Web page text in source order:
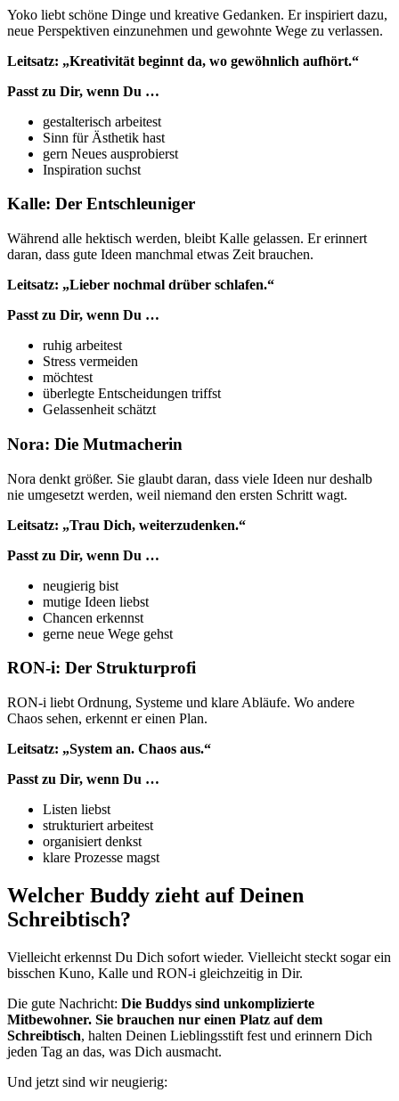
Yoko liebt schöne Dinge und kreative Gedanken. Er inspiriert dazu,
neue Perspektiven einzunehmen und gewohnte Wege zu verlassen.
Leitsatz: „Kreativität beginnt da, wo gewöhnlich aufhört.“
Passt zu Dir, wenn Du …
gestalterisch arbeitest
Sinn für Ästhetik hast
gern Neues ausprobierst
Inspiration suchst
Kalle: Der Entschleuniger
Während alle hektisch werden, bleibt Kalle gelassen. Er erinnert
daran, dass gute Ideen manchmal etwas Zeit brauchen.
Leitsatz: „Lieber nochmal drüber schlafen.“
Passt zu Dir, wenn Du …
ruhig arbeitest
Stress vermeiden
möchtest
überlegte Entscheidungen triffst
Gelassenheit schätzt
Nora: Die Mutmacherin
Nora denkt größer. Sie glaubt daran, dass viele Ideen nur deshalb
nie umgesetzt werden, weil niemand den ersten Schritt wagt.
Leitsatz: „Trau Dich, weiterzudenken.“
Passt zu Dir, wenn Du …
neugierig bist
mutige Ideen liebst
Chancen erkennst
gerne neue Wege gehst
RON-i: Der Strukturprofi
RON-i liebt Ordnung, Systeme und klare Abläufe. Wo andere
Chaos sehen, erkennt er einen Plan.
Leitsatz: „System an. Chaos aus.“
Passt zu Dir, wenn Du …
Listen liebst
strukturiert arbeitest
organisiert denkst
klare Prozesse magst
Welcher Buddy zieht auf Deinen
Schreibtisch?
Vielleicht erkennst Du Dich sofort wieder. Vielleicht steckt sogar ein
bisschen Kuno, Kalle und RON-i gleichzeitig in Dir.
Die gute Nachricht: Die Buddys sind unkomplizierte
Mitbewohner. Sie brauchen nur einen Platz auf dem
Schreibtisch, halten Deinen Lieblingsstift fest und erinnern Dich
jeden Tag an das, was Dich ausmacht.
Und jetzt sind wir neugierig: